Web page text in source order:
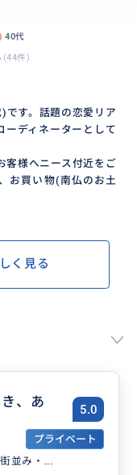
40代
(44件)
です。話題の恋愛リア
ーディネーターとして
客様へニース付近をご
お買い物(南仏のお土
く見る
、あ
5.0
プライベート
並み・...